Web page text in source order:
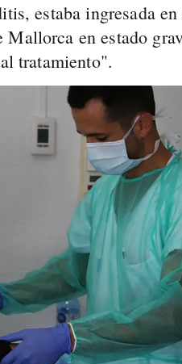
estaba ingresada
Mallorca en estado
tratamiento".